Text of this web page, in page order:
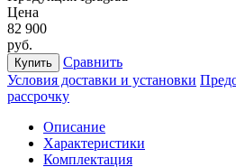
Цена
82 900
руб.
Купить
Сравнить
Условия доставки и установки
рассрочку
Описание
Характеристики
Комплектация